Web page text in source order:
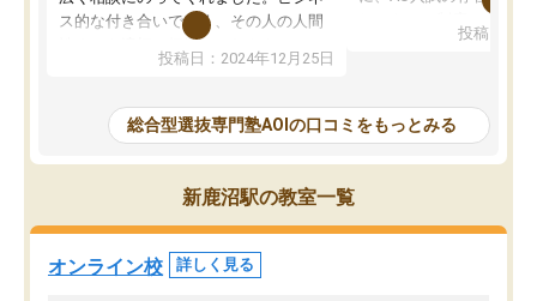
ス的な付き合いでなく、その人の人間
性までを適切に把握し、むきあってい
るなぁと強く感じることできました。
と相談すると、他の先生も紹介してく
ださり、客観的なアドバイスもいただ
くことができました（志望理由・自己
PR等の添削において）。そして、なに
より自習室が解放されている点がよか
ったです。友達と好きな時間に自習
し、お互いを高めあえる環境がありま
投稿日：2024年12月25日
たことから、AOIに入塾
で、AO入試を改めて知
それに対しての具体的な
ことでした。更に子供の
けてらっしゃいますので
投稿日：
総合型選抜専門塾AOIの口コミをもっとみる
新鹿沼駅の教室一覧
オンライン校 詳しく見る